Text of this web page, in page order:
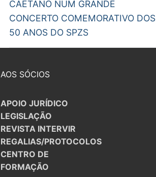
artigos
CAETANO NUM GRANDE
CONCERTO COMEMORATIVO DOS
50 ANOS DO SPZS
AOS SÓCIOS
APOIO JURÍDICO
LEGISLAÇÃO
REVISTA INTERVIR
REGALIAS/PROTOCOLOS
CENTRO DE
FORMAÇÃO